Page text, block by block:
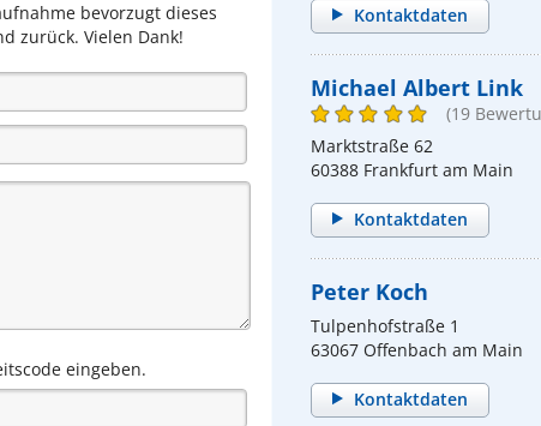
bevorzugt dieses
zurück. Vielen Dank!
eingeben.
Kontaktdaten
Michael Albert Link
(19
Marktstraße 62
60388 Frankfurt am Main
Kontaktdaten
Peter Koch
Tulpenhofstraße 1
63067 Offenbach am Main
Kontaktdaten